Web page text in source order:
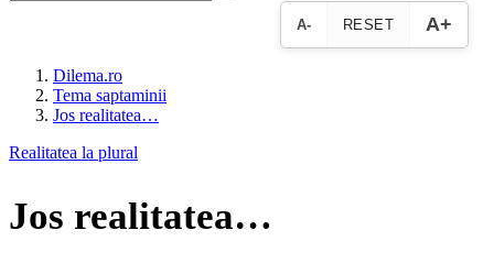
A- RESET A+
Dilema.ro
Tema saptaminii
Jos realitatea…
Realitatea la plural
Jos realitatea…